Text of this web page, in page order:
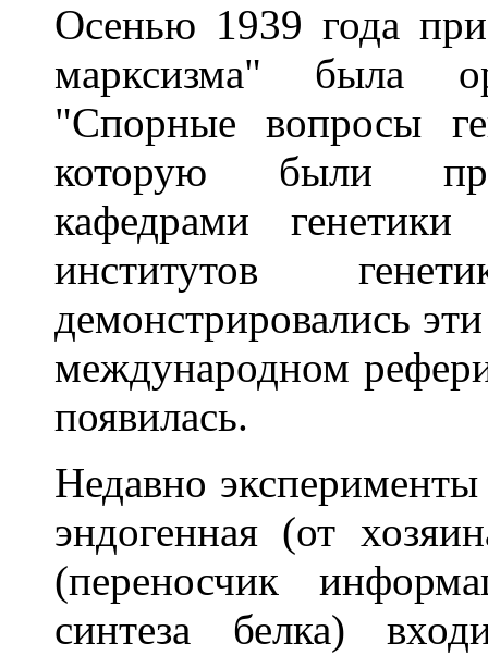
Осенью 1939 года
марксизма" была
"Спорные вопросы
которую были
кафедрами
институтов
демонстрировались
международном
появилась.
Недавно
эндогенная (от
(переносчик
синтеза белка)